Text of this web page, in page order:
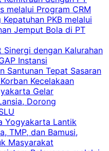
melalui Program CRM
PKB melalui
Jemput Bola di PT
Sinergi dengan Kalurahan
Instansi
Santunan Tepat Sasaran
Kecelakaan
Gelar
Dorong
Yogyakarta Lantik
TMP, dan Bamusi,
Masyarakat